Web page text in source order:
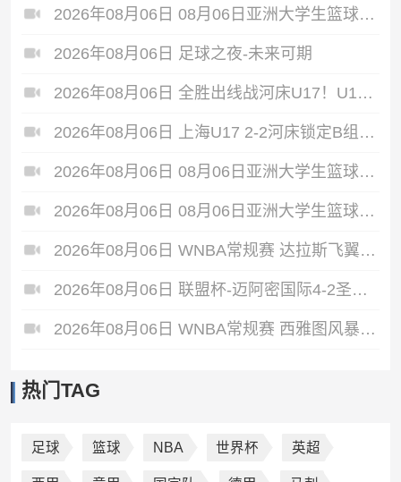
2026年08月06日 08月06日亚洲大学生篮球联赛8强赛 早稻田大学 78 - 71 高丽大学 集锦
2026年08月06日 足球之夜-未来可期
2026年08月06日 全胜出线战河床U17！U17国足2-1十人药厂U17 赵松源登场1分钟传射
2026年08月06日 上海U17 2-2河床锁定B组第1 吕孟洋点射阿布力米破门 将战A组第2
2026年08月06日 08月06日亚洲大学生篮球联赛8强赛 北京大学 77 - 79 上海交通大学 集锦
2026年08月06日 08月06日亚洲大学生篮球联赛8强赛 延世大学 67 - 72 政治大学 集锦
2026年08月06日 WNBA常规赛 达拉斯飞翼 92 - 96 华盛顿神秘人 全场集锦
2026年08月06日 联盟杯-迈阿密国际4-2圣路易斯 梅西2射1传 阿伦助攻戴帽
2026年08月06日 WNBA常规赛 西雅图风暴 86 - 92 纽约自由人 全场集锦
热门TAG
足球 篮球 NBA 世界杯 英超